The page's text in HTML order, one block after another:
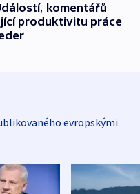
komentářů
produktivitu práce
evropskými